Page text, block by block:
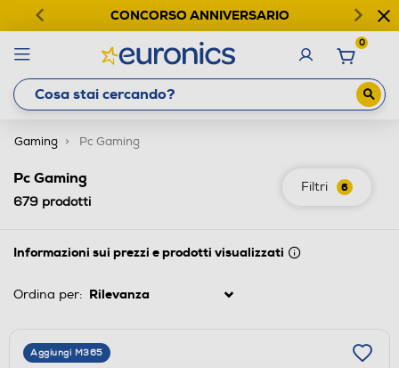
CONCORSO ANNIVERSARIO
0
Gaming Pc Gaming
Filtri 6
Pc Gaming
679 prodotti
Informazioni sui prezzi e prodotti visualizzati
Ordina per:
Aggiungi M365